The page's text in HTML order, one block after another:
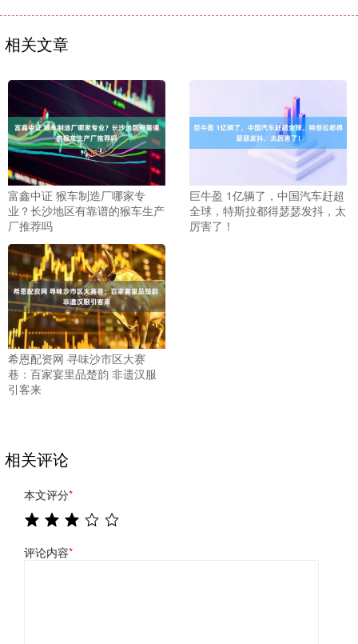
相关文章
富鑫中证 猴车制造厂哪家专
业？长沙地区有靠谱的猴车生产
厂推荐吗
巨牛盈 1亿辆了，中国汽车赶超
全球，特斯拉都得瑟瑟发抖，太
厉害了！
希恩配资网 寻味沙市区大赛
巷：百家宴里品楚韵 非遗汉服
引客来
相关评论
本文评分*
评论内容*